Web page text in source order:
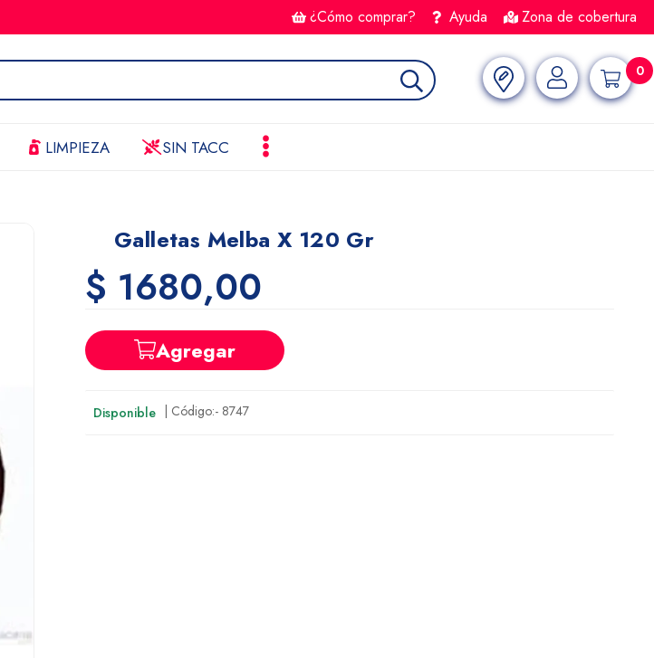
¿Cómo comprar? Ayuda Zona de cobertura
0
LIMPIEZA SIN TACC
Galletas Melba X 120 Gr
$ 1680,00
Agregar
Disponible | Código:- 8747